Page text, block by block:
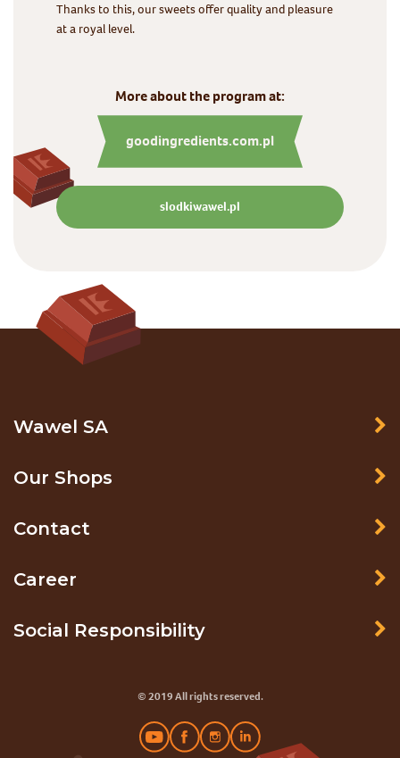
Thanks to this, our sweets offer quality and pleasure
at a royal level.
More about the program at:
goodingredients.com.pl
slodkiwawel.pl
Wawel SA
Our Shops
Contact
Career
Social Responsibility
© 2019 All rights reserved.